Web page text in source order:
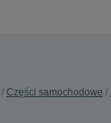
Części samochodowe